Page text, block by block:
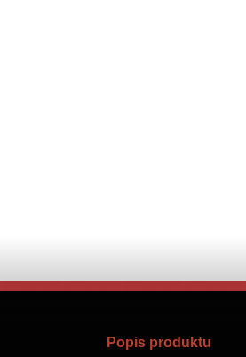
Popis produktu